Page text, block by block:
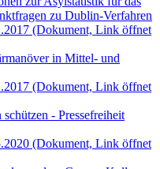
zu Dublin-Verfahren
(Dokument, Link öffnet
in Mittel- und
(Dokument, Link öffnet
- Pressefreiheit
(Dokument, Link öffnet